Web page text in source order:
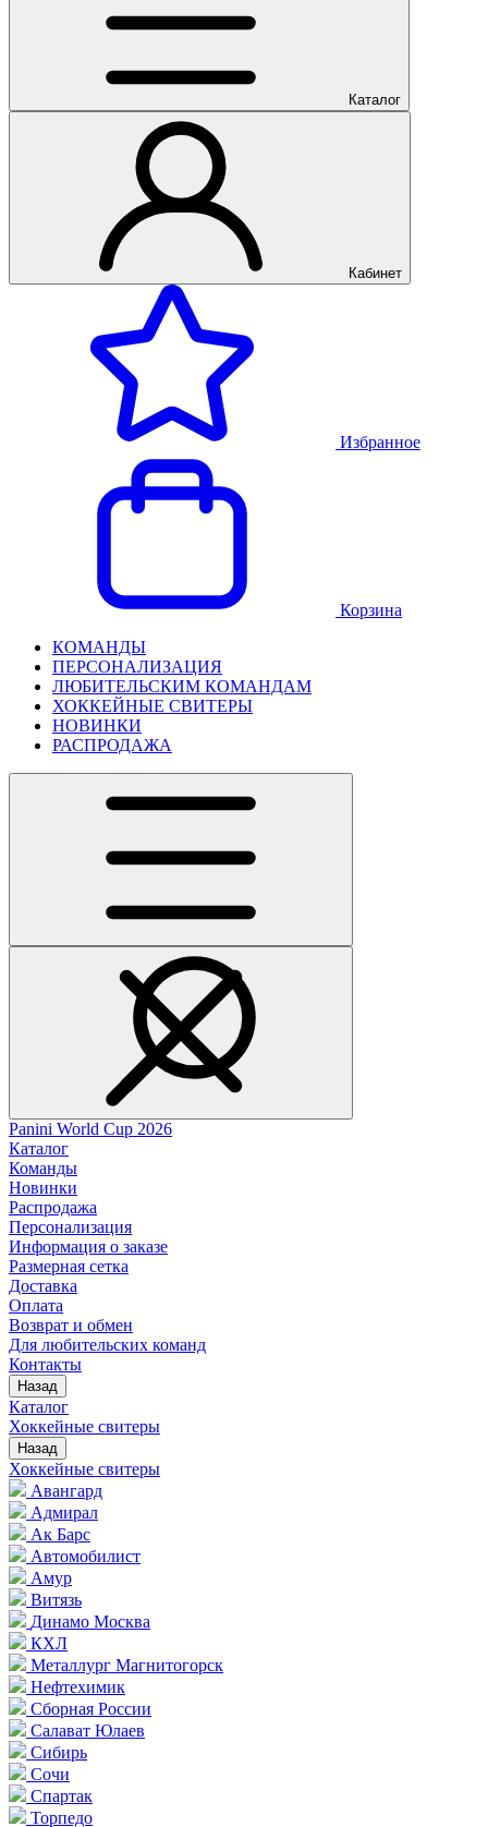
Каталог
Кабинет
Избранное
Корзина
КОМАНДЫ
ПЕРСОНАЛИЗАЦИЯ
ЛЮБИТЕЛЬСКИМ КОМАНДАМ
ХОККЕЙНЫЕ СВИТЕРЫ
НОВИНКИ
РАСПРОДАЖА
Panini World Cup 2026
Каталог
Команды
Новинки
Распродажа
Персонализация
Информация о заказе
Размерная сетка
Доставка
Оплата
Возврат и обмен
Для любительских команд
Контакты
Назад
Каталог
Хоккейные свитеры
Назад
Хоккейные свитеры
Авангард
Адмирал
Ак Барс
Автомобилист
Амур
Витязь
Динамо Москва
КХЛ
Металлург Магнитогорск
Нефтехимик
Сборная России
Салават Юлаев
Сибирь
Сочи
Спартак
Торпедо